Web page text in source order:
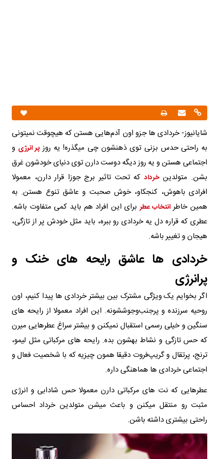
شایانیوز- خردادی ها جزو اون آدم‌هایی هستن که هیچوقت نمیتونی
به راحتی حدس بزنی توی ذهنشون چی میگذره! یه روز پر انرژی و
اجتماعی هستن و یه روز دیگه دوست دارن توی دنیای خودشون غرق
بشن. متولدینخردادکه تحت تاثیر برج جوزا قرار دارن، معمولا
افرادی باهوش، کنجکاو، خوش صحبت و عاشق تنوع هستن. به
همین خاطرانتخاب عطربرای این افراد هم باید کمی متفاوت باشه.
عطری که قراره دل یه خردادی رو ببره، باید مثل خودش پر از تازگی،
هیجان و تغییر باشه.
خردادی ها عاشق رایحه های خنک و
پرانرژی
اگر بخوایم یک ویژگی مشترک بین بیشتر خردادی ها پیدا کنیم، اون
روحیه سرزنده و پرجنب‌وجوششونه. این افراد معمولا از رایحه های
سنگین و خیلی رسمی استقبال نمیکنن و بیشتر سراغ عطرهایی میرن
که حس تازگی و نشاط بهشون بده. رایحه های مرکباتی مثل لیمو،
ترنج، پرتقال و گریپ‌فروت دقیقا همون چیزیه که با شخصیت فعال و
اجتماعی خردادی ها هماهنگی داره.
عطرهایی که نت های مرکباتی دارن معمولا حس شادابی و انرژی
مثبت رو منتقل میکنن و باعث میشن متولدین خرداد احساس
راحتی بیشتری داشته باشن.